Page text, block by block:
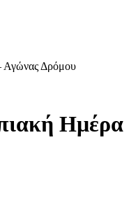
Αγώνας Δρόμου
Ημέρα